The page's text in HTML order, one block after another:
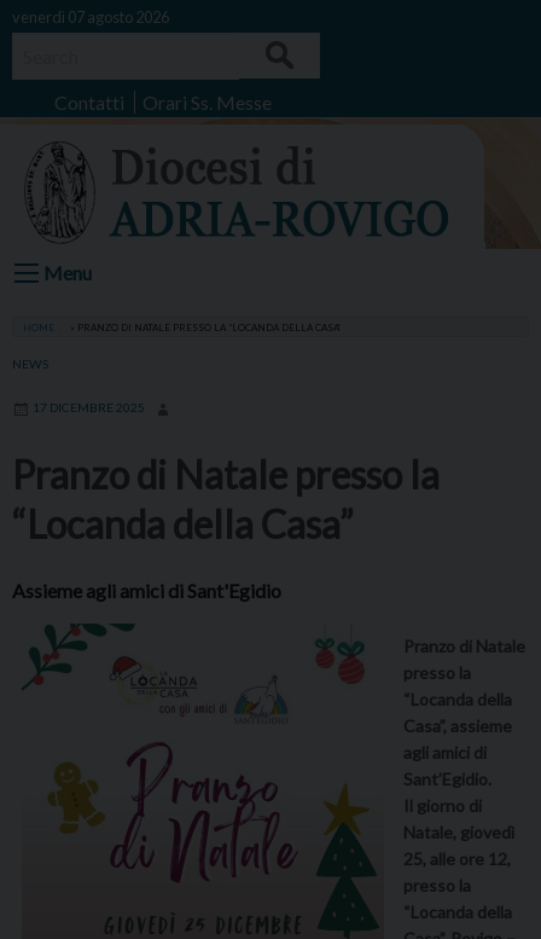
Skip
venerdì 07 agosto 2026
Contatti Orari Ss. Messe
Menu
HOME PRANZO DI NATALE PRESSO LA “LOCANDA DELLA CASA”
NEWS
17 DICEMBRE 2025
Pranzo di Natale presso la
“Locanda della Casa”
Assieme agli amici di Sant'Egidio
Pranzo di Natale
presso la
“Locanda della
Casa”, assieme
agli amici di
Sant’Egidio.
Il giorno di
Natale, giovedì
25, alle ore 12,
presso la
“Locanda della